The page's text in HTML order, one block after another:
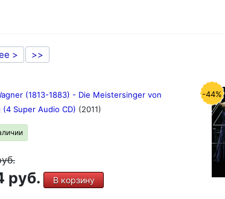
> >>
(1813-1883) - Die Meistersinger von
(4 Super Audio CD) (2011)
руб. В корзину
-44%